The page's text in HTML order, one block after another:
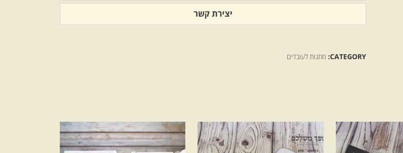
יצירת קשר
CATEGORY: מתנות לעובדים